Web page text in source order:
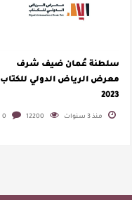
سلطنة عُمان ضيف شرف
معرض الرياض الدولي للكتاب
2023
منذ 3 سنوات 12200
0